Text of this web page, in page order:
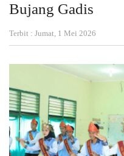
Bujang Gadis
Terbit : Jumat, 1 Mei 2026